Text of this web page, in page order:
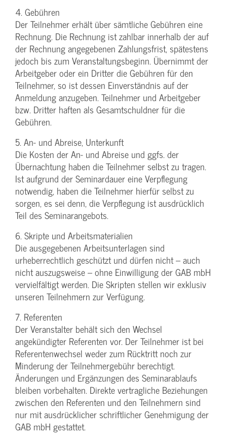
4. Gebühren
Der Teilnehmer erhält über sämtliche Gebühren eine
Rechnung. Die Rechnung ist zahlbar innerhalb der auf
der Rechnung angegebenen Zahlungsfrist, spätestens
jedoch bis zum Veranstaltungsbeginn. Übernimmt der
Arbeitgeber oder ein Dritter die Gebühren für den
Teilnehmer, so ist dessen Einverständnis auf der
Anmeldung anzugeben. Teilnehmer und Arbeitgeber
bzw. Dritter haften als Gesamtschuldner für die
Gebühren.
5. An- und Abreise, Unterkunft
Die Kosten der An- und Abreise und ggfs. der
Übernachtung haben die Teilnehmer selbst zu tragen.
Ist aufgrund der Seminardauer eine Verpflegung
notwendig, haben die Teilnehmer hierfür selbst zu
sorgen, es sei denn, die Verpflegung ist ausdrücklich
Teil des Seminarangebots.
6. Skripte und Arbeitsmaterialien
Die ausgegebenen Arbeitsunterlagen sind
urheberrechtlich geschützt und dürfen nicht – auch
nicht auszugsweise – ohne Einwilligung der GAB mbH
vervielfältigt werden. Die Skripten stellen wir exklusiv
unseren Teilnehmern zur Verfügung.
7. Referenten
Der Veranstalter behält sich den Wechsel
angekündigter Referenten vor. Der Teilnehmer ist bei
Referentenwechsel weder zum Rücktritt noch zur
Minderung der Teilnehmergebühr berechtigt.
Änderungen und Ergänzungen des Seminarablaufs
bleiben vorbehalten. Direkte vertragliche Beziehungen
zwischen den Referenten und den Teilnehmern sind
nur mit ausdrücklicher schriftlicher Genehmigung der
GAB mbH gestattet.